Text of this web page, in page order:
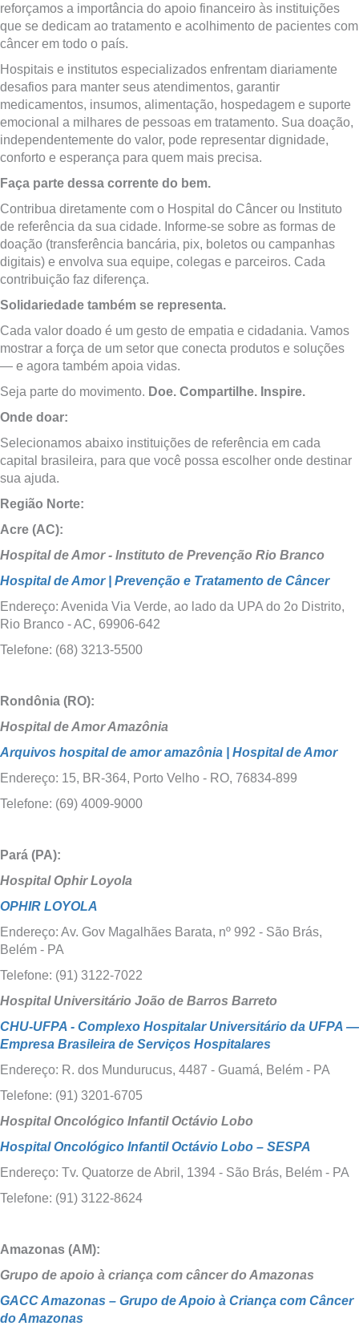
reforçamos a importância do apoio financeiro às instituições
que se dedicam ao tratamento e acolhimento de pacientes com
câncer em todo o país.
Hospitais e institutos especializados enfrentam diariamente
desafios para manter seus atendimentos, garantir
medicamentos, insumos, alimentação, hospedagem e suporte
emocional a milhares de pessoas em tratamento. Sua doação,
independentemente do valor, pode representar dignidade,
conforto e esperança para quem mais precisa.
Faça parte dessa corrente do bem.
Contribua diretamente com o Hospital do Câncer ou Instituto
de referência da sua cidade. Informe-se sobre as formas de
doação (transferência bancária, pix, boletos ou campanhas
digitais) e envolva sua equipe, colegas e parceiros. Cada
contribuição faz diferença.
Solidariedade também se representa.
Cada valor doado é um gesto de empatia e cidadania. Vamos
mostrar a força de um setor que conecta produtos e soluções
— e agora também apoia vidas.
Seja parte do movimento. Doe. Compartilhe. Inspire.
Onde doar:
Selecionamos abaixo instituições de referência em cada
capital brasileira, para que você possa escolher onde destinar
sua ajuda.
Região Norte:
Acre (AC):
Hospital de Amor - Instituto de Prevenção Rio Branco
Hospital de Amor | Prevenção e Tratamento de Câncer
Endereço: Avenida Via Verde, ao lado da UPA do 2o Distrito,
Rio Branco - AC, 69906-642
Telefone: (68) 3213-5500
Rondônia (RO):
Hospital de Amor Amazônia
Arquivos hospital de amor amazônia | Hospital de Amor
Endereço: 15, BR-364, Porto Velho - RO, 76834-899
Telefone: (69) 4009-9000
Pará (PA):
Hospital Ophir Loyola
OPHIR LOYOLA
Endereço: Av. Gov Magalhães Barata, nº 992 - São Brás,
Belém - PA
Telefone: (91) 3122-7022
Hospital Universitário João de Barros Barreto
CHU-UFPA - Complexo Hospitalar Universitário da UFPA —
Empresa Brasileira de Serviços Hospitalares
Endereço: R. dos Mundurucus, 4487 - Guamá, Belém - PA
Telefone: (91) 3201-6705
Hospital Oncológico Infantil Octávio Lobo
Hospital Oncológico Infantil Octávio Lobo – SESPA
Endereço: Tv. Quatorze de Abril, 1394 - São Brás, Belém - PA
Telefone: (91) 3122-8624
Amazonas (AM):
Grupo de apoio à criança com câncer do Amazonas
GACC Amazonas – Grupo de Apoio à Criança com Câncer
do Amazonas